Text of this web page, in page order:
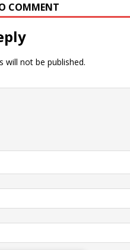
COMMENT
will not be published.